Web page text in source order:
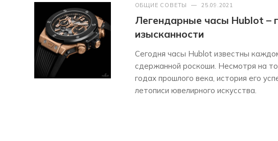
ОБЩИЕ СОВЕТЫ — 25.09.2021
Легендарные часы Hublot –
изысканности
Сегодня часы Hublot известны
сдержанной роскоши. Несмотря на
годах прошлого века, история его
летописи ювелирного искусства.